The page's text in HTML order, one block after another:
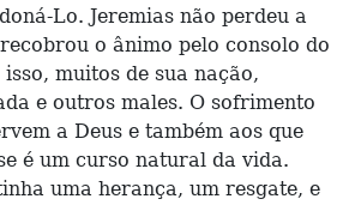
Lo. Jeremias não perdeu a
o ânimo pelo consolo do
muitos de sua nação,
e outros males. O sofrimento
a Deus e também aos que
é um curso natural da vida.
uma herança, um resgate, e